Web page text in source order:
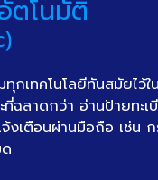
ตโนมัติ
ทุกเทคโนโลยีทันสมัยไว้
ฉลาดกว่า อ่านป้ายทะ
งเตือนผ่านมือถือ เช่น